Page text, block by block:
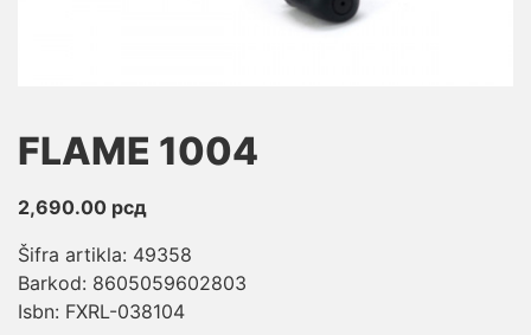
FLAME 1004
2,690.00 рсд
Šifra artikla: 49358
Barkod: 8605059602803
Isbn: FXRL-038104